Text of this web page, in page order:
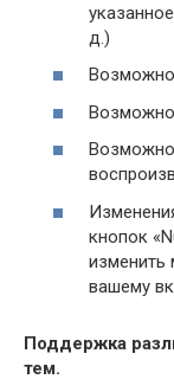
д.)
кнопок
изменить
вашему
Поддержка
тем.